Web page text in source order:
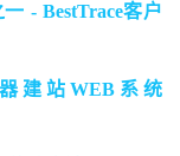
- BestTrace客户
建站WEB系统